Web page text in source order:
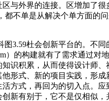
与外界的连接。区增加了
不单是从解决个单方面的
杜会创新平台的。不同
）的构建就有了需求通过对
识积累，从而使得设计师、
形式、新的项目实践，形
方式，再回为的切入点。
新有别于，它不是仅相似